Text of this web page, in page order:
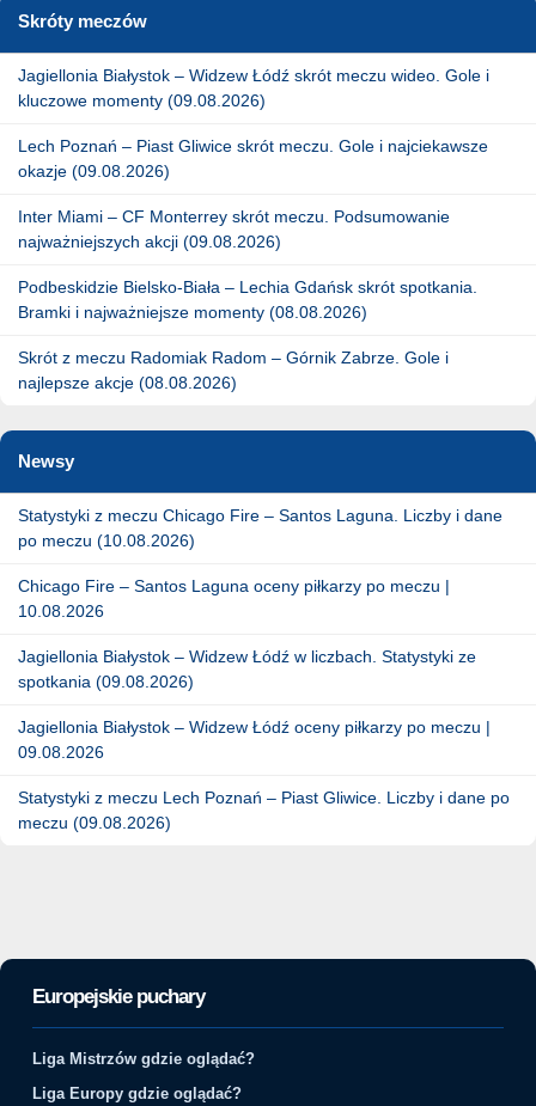
Skróty meczów
Jagiellonia Białystok – Widzew Łódź skrót meczu wideo. Gole i
kluczowe momenty (09.08.2026)
Lech Poznań – Piast Gliwice skrót meczu. Gole i najciekawsze
okazje (09.08.2026)
Inter Miami – CF Monterrey skrót meczu. Podsumowanie
najważniejszych akcji (09.08.2026)
Podbeskidzie Bielsko-Biała – Lechia Gdańsk skrót spotkania.
Bramki i najważniejsze momenty (08.08.2026)
Skrót z meczu Radomiak Radom – Górnik Zabrze. Gole i
najlepsze akcje (08.08.2026)
Newsy
Statystyki z meczu Chicago Fire – Santos Laguna. Liczby i dane
po meczu (10.08.2026)
Chicago Fire – Santos Laguna oceny piłkarzy po meczu |
10.08.2026
Jagiellonia Białystok – Widzew Łódź w liczbach. Statystyki ze
spotkania (09.08.2026)
Jagiellonia Białystok – Widzew Łódź oceny piłkarzy po meczu |
09.08.2026
Statystyki z meczu Lech Poznań – Piast Gliwice. Liczby i dane po
meczu (09.08.2026)
Europejskie puchary
Liga Mistrzów gdzie oglądać?
Liga Europy gdzie oglądać?